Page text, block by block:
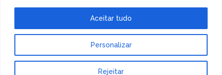
Personalizar
Rejeitar
Aceitar tudo
arqueologia
arte
astronomia
ensaios
geologia
história
Imperdível
isótopos
Orbital d